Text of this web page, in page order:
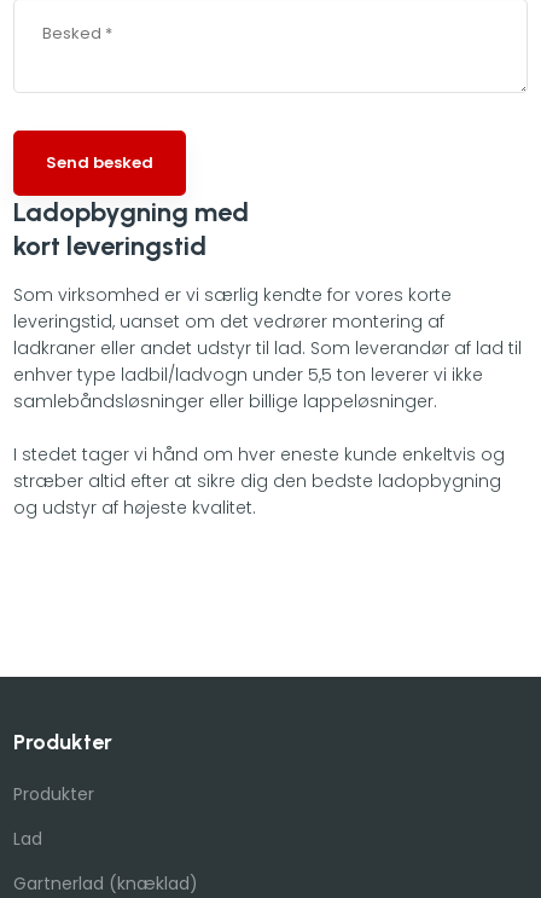
Ladopbygning med
​kort leveringstid​
Som virksomhed er vi særlig kendte for vores korte
leveringstid, uanset om det vedrører montering af
ladkraner eller andet udstyr til lad. Som leverandør af lad til
enhver type ladbil/ladvogn under 5,5 ton leverer vi ikke
samlebåndsløsninger eller billige lappeløsninger.
I stedet tager vi hånd om hver eneste kunde enkeltvis og
stræber altid efter at sikre dig den bedste ladopbygning
og udstyr af højeste kvalitet.​
Produkter
Produkter
Lad
Gartnerlad (knæklad)​